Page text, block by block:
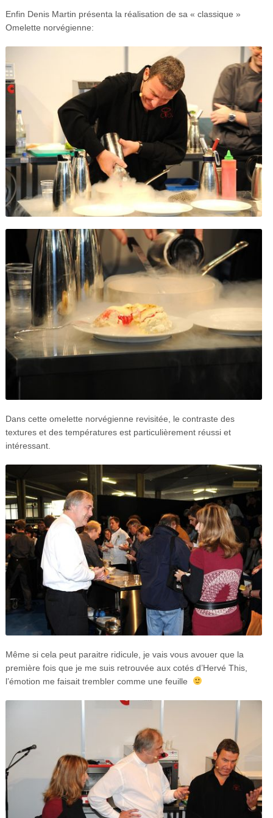
Enfin Denis Martin présenta la réalisation de sa « classique »
Omelette norvégienne:
Dans cette omelette norvégienne revisitée, le contraste des
textures et des températures est particulièrement réussi et
intéressant.
Même si cela peut paraitre ridicule, je vais vous avouer que la
première fois que je me suis retrouvée aux cotés d’Hervé This,
l’émotion me faisait trembler comme une feuille